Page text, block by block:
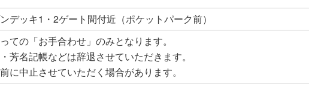
デッキ1・2ゲート間付近（ポケットパーク前）
ての「お手合わせ」のみとなります。
芳名記帳などは辞退させていただきます。
に中止させていただく場合があります。